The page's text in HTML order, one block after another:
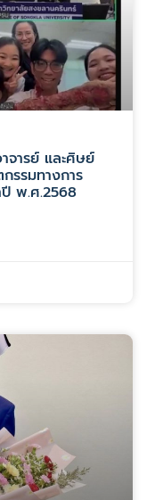
ารย์ และศิษย์
รรมทางการ
ปี พ.ศ.2568